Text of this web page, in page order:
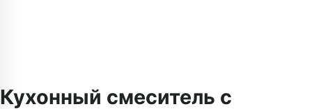
Кухонный смеситель с